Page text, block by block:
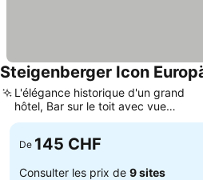
Steigenberger Icon
L'élégance historique d'un grand
hôtel, Bar sur le toit avec vue
panoramique
De 145 CHF
Consulter les prix de 9 sites